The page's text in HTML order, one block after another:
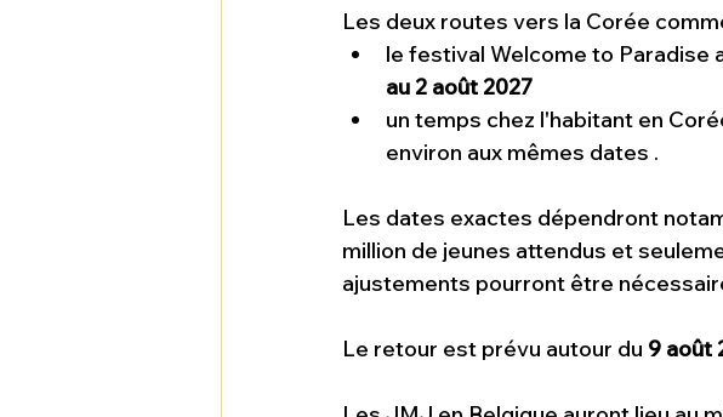
Les deux routes vers la Corée
le festival Welcome to Paradise
au 2 août 2027
un temps chez l'habitant en
environ aux mêmes dates .
Les dates exactes dépendront
million de jeunes attendus et
ajustements pourront être
Le retour est prévu autour du 9 août